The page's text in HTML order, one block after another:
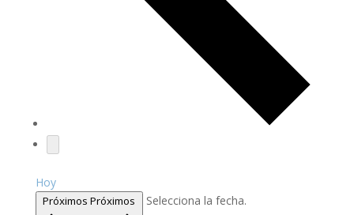
Hoy
PróximosPróximos Selecciona la fecha.